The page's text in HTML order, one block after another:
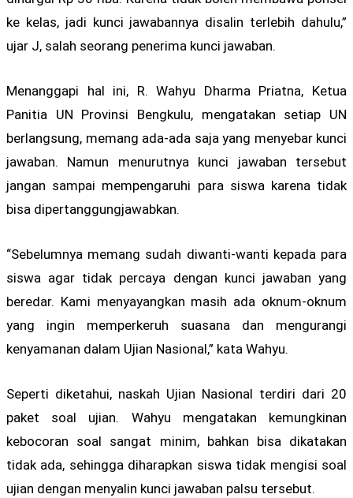
ke kelas, jadi kunci jawabannya disalin terlebih dahulu,”
ujar J, salah seorang penerima kunci jawaban.
Menanggapi hal ini, R. Wahyu Dharma Priatna, Ketua
Panitia UN Provinsi Bengkulu, mengatakan setiap UN
berlangsung, memang ada-ada saja yang menyebar kunci
jawaban. Namun menurutnya kunci jawaban tersebut
jangan sampai mempengaruhi para siswa karena tidak
bisa dipertanggungjawabkan.
“Sebelumnya memang sudah diwanti-wanti kepada para
siswa agar tidak percaya dengan kunci jawaban yang
beredar. Kami menyayangkan masih ada oknum-oknum
yang ingin memperkeruh suasana dan mengurangi
kenyamanan dalam Ujian Nasional,” kata Wahyu.
Seperti diketahui, naskah Ujian Nasional terdiri dari 20
paket soal ujian. Wahyu mengatakan kemungkinan
kebocoran soal sangat minim, bahkan bisa dikatakan
tidak ada, sehingga diharapkan siswa tidak mengisi soal
ujian dengan menyalin kunci jawaban palsu tersebut.